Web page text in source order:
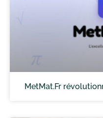
MetMat.Fr